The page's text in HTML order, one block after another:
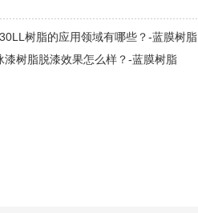
树脂的应用领域有哪些？-蓝膜树脂
漆树脂脱漆效果怎么样？-蓝膜树脂